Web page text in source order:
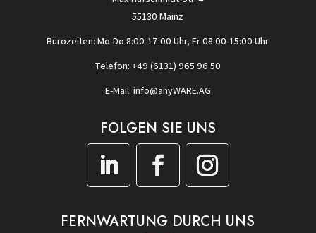
55130 Mainz
Bürozeiten: Mo-Do 8:00-17:00 Uhr, Fr 08:00-15:00 Uhr
Telefon: +49 (6131) 965 96 50
E-Mail: info@anyWARE.AG
FOLGEN SIE UNS
FERNWARTUNG DURCH UNS